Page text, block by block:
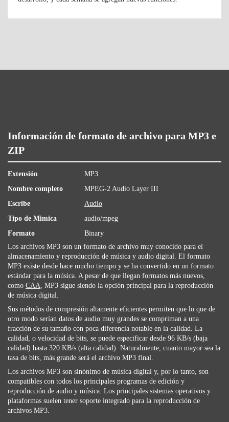
Información de formato de archivo para MP3 e
ZIP
Extensión
MP3
Nombre completo
MPEG-2 Audio Layer III
Escribe
Audio
Tipo de Mimica
audio/mpeg
Formato
Binary
Los archivos MP3 son un formato de archivo muy conocido para el
almacenamiento y reproducción de música y audio digital. El formato
MP3 existe desde hace mucho tiempo y se ha convertido en un formato
estándar para la música. A pesar de que llegan formatos más nuevos,
como CAA, MP3 sigue siendo la opción principal para la reproducción
de música digital.
Sus métodos de compresión altamente eficientes permiten que lo que de
otro modo serían datos de audio muy grandes se compriman a una
fracción de su tamaño con poca diferencia notable en la calidad. La
calidad, o velocidad de bits, se puede especificar desde 96 KB/s (baja
calidad) hasta 320 KB/s (alta calidad). Naturalmente, cuanto mayor sea la
tasa de bits, más grande será el archivo MP3 final.
Los archivos MP3 son sinónimo de música digital y, por lo tanto, son
compatibles con todos los principales programas de edición y
reproducción de audio y música. Los principales sistemas operativos y
plataformas suelen tener soporte integrado para la reproducción de
archivos MP3.